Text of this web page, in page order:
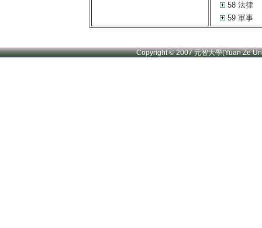
58 法律
59 軍事
Copyright © 2007 元智大學(Yuan Ze